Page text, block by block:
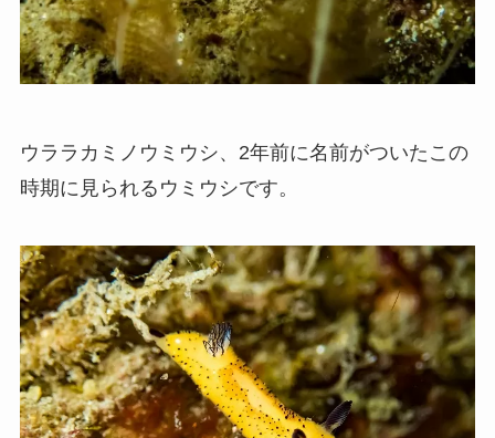
ウララカミノウミウシ、2年前に名前がついたこの
時期に見られるウミウシです。